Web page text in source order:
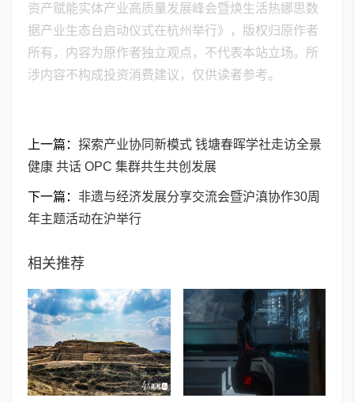
资产赋能实体产业高质量发展峰会暨焕生活热娜思数
据产业生态台启动仪式在杭州举行》，版权归原作者
所有，内容为原作者独立观点，不代表本站立场。所
涉内容不构成投资消费建议，仅供读者参考。
上一篇： 探索产业协同新模式 钱塘春晖学社走访全景
健康 共话 OPC 集群共生共创发展
下一篇： 非遗与经济发展分享交流会暨沪滇协作30周
年主题活动在沪举行
相关推荐